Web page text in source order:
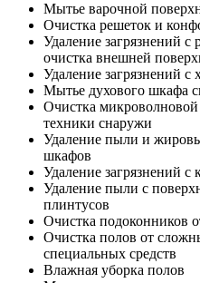
Мытье варочной
Очистка решеток и
Удаление загрязнений
очистка внешней
Удаление загрязнений с
Мытье духового шкафа
Очистка
техники снаружи
Удаление пыли и
шкафов
Удаление загрязнений с
Удаление пыли с
плинтусов
Очистка подоконников
Очистка полов от
специальных средств
Влажная уборка полов